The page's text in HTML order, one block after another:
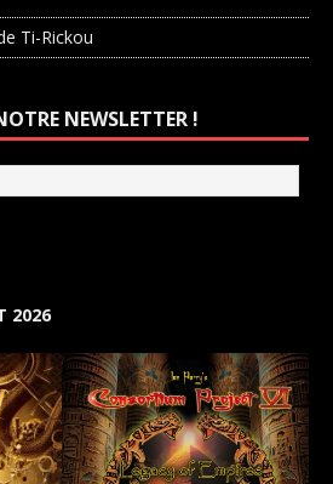
Ti-Rickou
NEWSLETTER !
2026